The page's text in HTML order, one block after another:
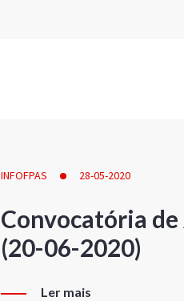
INFOFPAS 28-05-2020
Convocatória de
(20-06-2020)
Ler mais